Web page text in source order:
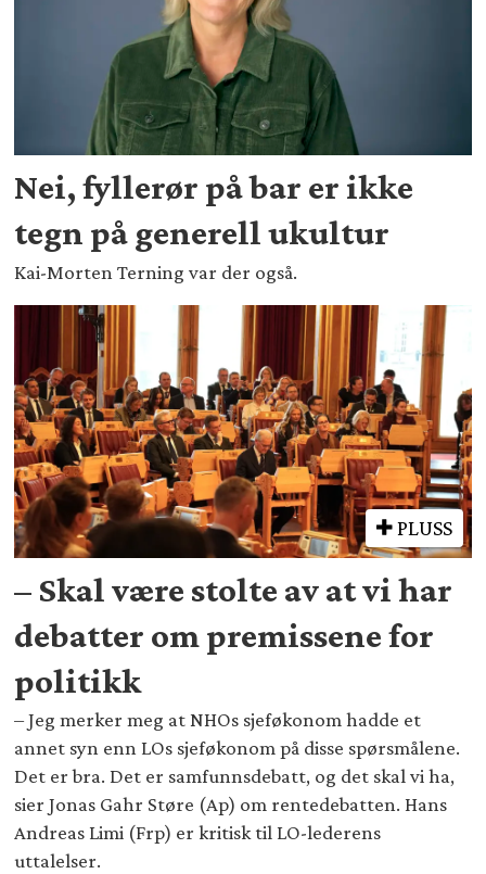
Nei, fyllerør på bar er ikke
tegn på generell ukultur
Kai-Morten Terning var der også.
PLUSS
– Skal være stolte av at vi har
debatter om premissene for
politikk
– Jeg merker meg at NHOs sjeføkonom hadde et
annet syn enn LOs sjeføkonom på disse spørsmålene.
Det er bra. Det er samfunnsdebatt, og det skal vi ha,
sier Jonas Gahr Støre (Ap) om rentedebatten. Hans
Andreas Limi (Frp) er kritisk til LO-lederens
uttalelser.